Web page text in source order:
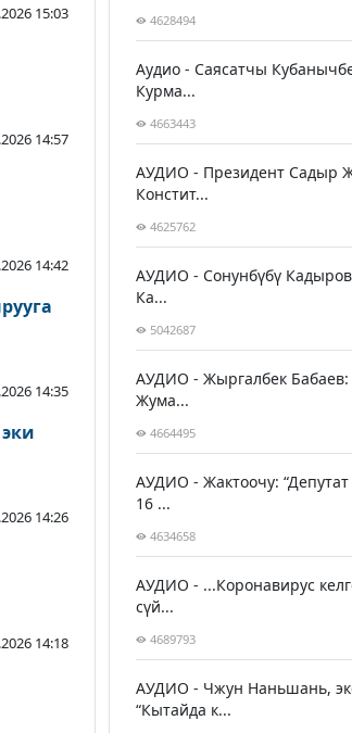
15:03
14:57
14:42
14:35
14:26
14:18
4628494
Аудио - Саясатчы
Курма...
4663443
АУДИО - Президент Садыр
Констит...
4625762
АУДИО - Сонунбүбү
Ка...
5042687
АУДИО - Жыргалбек Бабаев:
Жума...
4664495
АУДИО - Жактоочу:
16 ...
4634658
АУДИО - ...Коронавирус
сүй...
4689793
АУДИО - Чжун Наньшань,
“Кытайда к...